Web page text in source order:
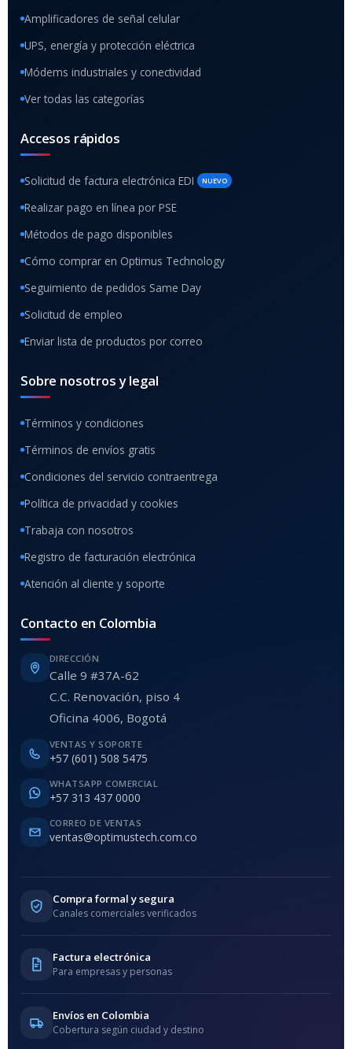
Amplificadores de señal celular
UPS, energía y protección eléctrica
Módems industriales y conectividad
Ver todas las categorías
Accesos rápidos
Solicitud de factura electrónica EDI NUEVO
Realizar pago en línea por PSE
Métodos de pago disponibles
Cómo comprar en Optimus Technology
Seguimiento de pedidos Same Day
Solicitud de empleo
Enviar lista de productos por correo
Sobre nosotros y legal
Términos y condiciones
Términos de envíos gratis
Condiciones del servicio contraentrega
Política de privacidad y cookies
Trabaja con nosotros
Registro de facturación electrónica
Atención al cliente y soporte
Contacto en Colombia
DIRECCIÓN
Calle 9 #37A-62
C.C. Renovación, piso 4
Oficina 4006, Bogotá
VENTAS Y SOPORTE
+57 (601) 508 5475
WHATSAPP COMERCIAL
+57 313 437 0000
CORREO DE VENTAS
ventas@optimustech.com.co
Compra formal y segura
Canales comerciales verificados
Factura electrónica
Para empresas y personas
Envíos en Colombia
Cobertura según ciudad y destino